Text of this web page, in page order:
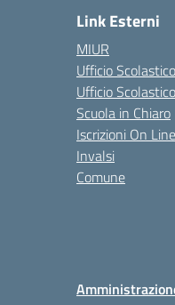
Link Esterni
MIUR
Ufficio
Ufficio
Scuola in Chiaro
Iscrizioni On Line
Invalsi
Comune